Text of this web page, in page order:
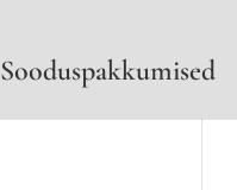
Sooduspakkumised